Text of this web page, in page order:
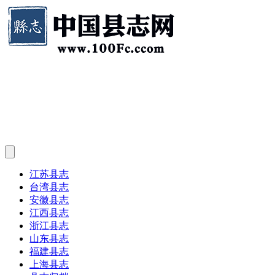
江苏县志
台湾县志
安徽县志
江西县志
浙江县志
山东县志
福建县志
上海县志